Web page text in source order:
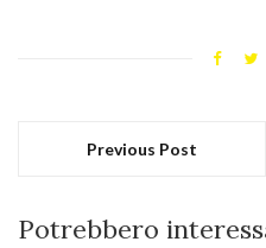
Previous Post
Potrebbero